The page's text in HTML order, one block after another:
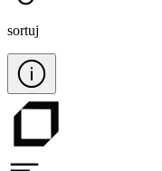
sortuj